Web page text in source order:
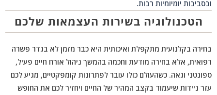
ובסביבות יומיומיות רבות.
הטכנולוגיה בשירות העצמאות שלכם
בחירה בקלנועית מתקפלת ואיכותית היא כבר מזמן לא בגדר פשרה
רפואית, אלא בחירה מודעת וחכמה בהמשך ניהול אורח חיים פעיל,
ספונטני וגאה. כשהעולם כולו עובר לפתרונות קומפקטיים, מגיע לכם
עזר ניידות שיעמוד בקצב המהיר של החיים ויחזיר לכם את החופש